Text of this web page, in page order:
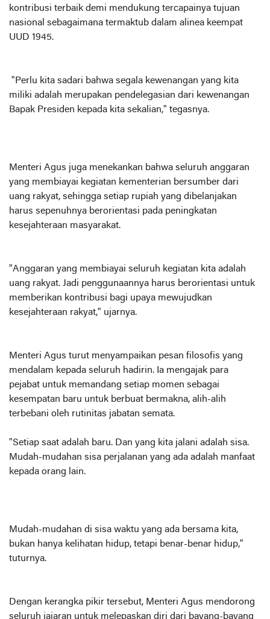
kontribusi terbaik demi mendukung tercapainya tujuan
nasional sebagaimana termaktub dalam alinea keempat
UUD 1945.
"Perlu kita sadari bahwa segala kewenangan yang kita
miliki adalah merupakan pendelegasian dari kewenangan
Bapak Presiden kepada kita sekalian," tegasnya.
Menteri Agus juga menekankan bahwa seluruh anggaran
yang membiayai kegiatan kementerian bersumber dari
uang rakyat, sehingga setiap rupiah yang dibelanjakan
harus sepenuhnya berorientasi pada peningkatan
kesejahteraan masyarakat.
"Anggaran yang membiayai seluruh kegiatan kita adalah
uang rakyat. Jadi penggunaannya harus berorientasi untuk
memberikan kontribusi bagi upaya mewujudkan
kesejahteraan rakyat," ujarnya.
Menteri Agus turut menyampaikan pesan filosofis yang
mendalam kepada seluruh hadirin. Ia mengajak para
pejabat untuk memandang setiap momen sebagai
kesempatan baru untuk berbuat bermakna, alih-alih
terbebani oleh rutinitas jabatan semata.
"Setiap saat adalah baru. Dan yang kita jalani adalah sisa.
Mudah-mudahan sisa perjalanan yang ada adalah manfaat
kepada orang lain.
Mudah-mudahan di sisa waktu yang ada bersama kita,
bukan hanya kelihatan hidup, tetapi benar-benar hidup,"
tuturnya.
Dengan kerangka pikir tersebut, Menteri Agus mendorong
seluruh jajaran untuk melepaskan diri dari bayang-bayang